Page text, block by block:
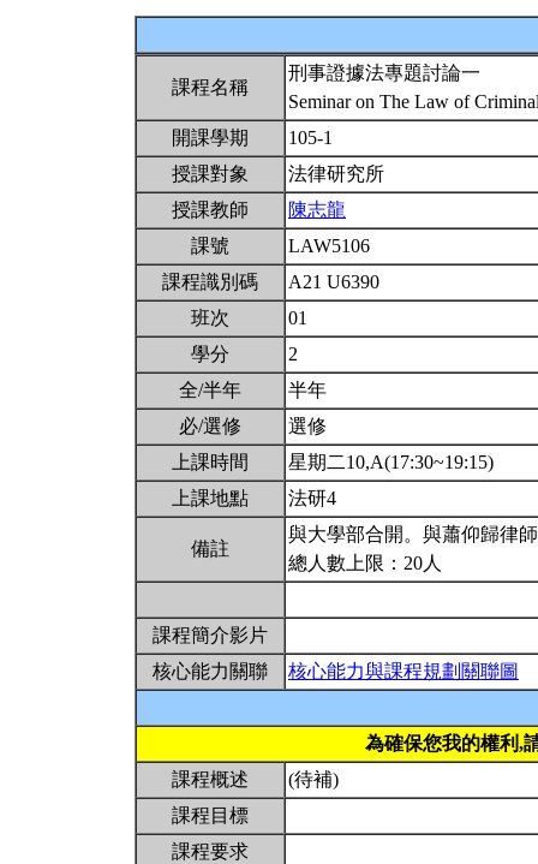
課程名稱
刑事證據法專題討論一
Seminar on The Law of
開課學期
105-1
授課對象
法律研究所
授課教師
陳志龍
課號
LAW5106
課程識別碼
A21 U6390
班次
01
學分
2
全/半年
半年
必/選修
選修
上課時間
星期二10,A(17:30~19:15)
上課地點
法研4
備註
與大學部合開。與蕭仰歸律
總人數上限：20人
課程簡介影片
核心能力關聯
核心能力與課程規劃關聯圖
為確保您我的權利,
課程概述
(待補)
課程目標
課程要求